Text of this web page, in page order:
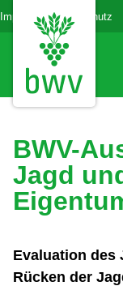
ImpressumDatenschutz
BWV-
Jagd
Evaluation des
Rücken der